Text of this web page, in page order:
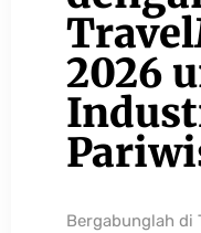
2026
Bergabunglah di